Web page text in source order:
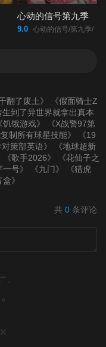
心动的信号第九季
9.0 心动的信号/第九季/
翻了废土》
《假面骑士Z
生到了异世界就拿出真本
《饥饿游戏》
《X战警97第
制所有球星技能》
《19
策部英语》
《地球超新
《歌手2026》
《花仙子之
一号》 《九门》
《猎虎
盒》
共 0 条评论